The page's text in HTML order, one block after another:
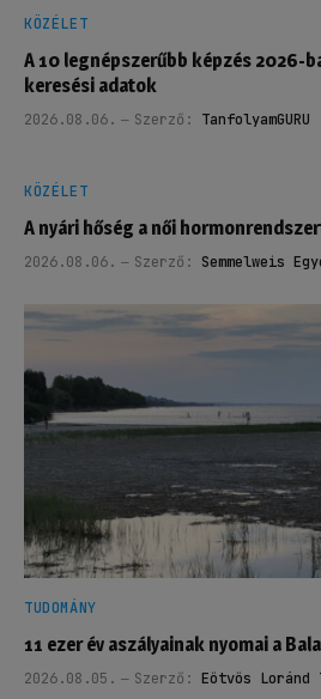
KÖZÉLET
A 10 legnépszerűbb képzés 2026-
keresési adatok
2026.08.06. Szerző: TanfolyamGURU
KÖZÉLET
A nyári hőség a női
2026.08.06. Szerző: Semmelweis
TUDOMÁNY
11 ezer év aszályainak nyomai a
2026.08.05. Szerző: Eötvös Loránd